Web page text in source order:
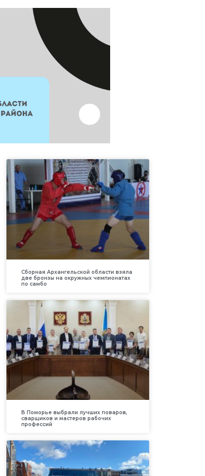
Сборная Архангельской области взяла
две бронзы на окружных чемпионатах
по самбо
В Поморье выбрали лучших поваров,
сварщиков и мастеров рабочих
профессий